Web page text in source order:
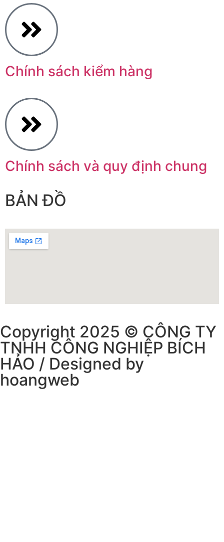
Chính sách kiểm hàng
Chính sách và quy định chung
BẢN ĐỒ
Copyright 2025 © CÔNG TY
TNHH CÔNG NGHIỆP BÍCH
HẢO / Designed by
hoangweb